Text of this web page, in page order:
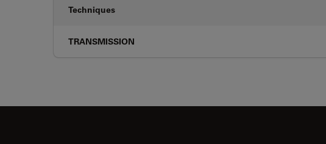
Techniques
TRANSMISSION